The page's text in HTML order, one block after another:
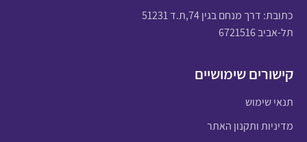
כתובת: דרך מנחם בגין 74,ת.ד 51231
תל-אביב 6721516
קישורים שימושיים
תנאי שימוש
מדיניות ותקנון האתר